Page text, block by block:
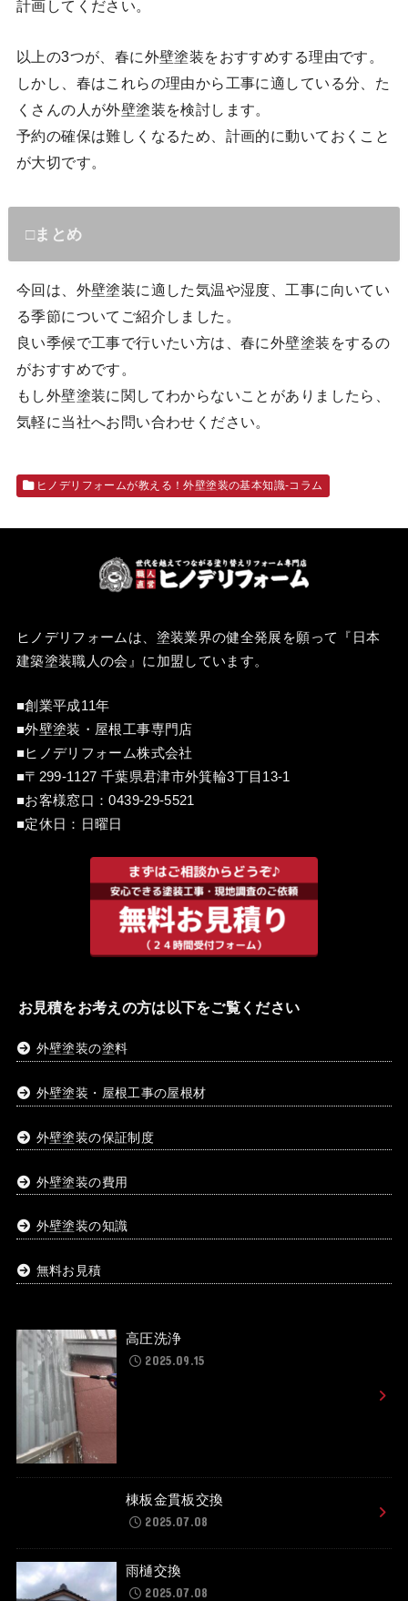
計画してください。
以上の3つが、春に外壁塗装をおすすめする理由です。
しかし、春はこれらの理由から工事に適している分、た
くさんの人が外壁塗装を検討します。
予約の確保は難しくなるため、計画的に動いておくこと
が大切です。
□まとめ
今回は、外壁塗装に適した気温や湿度、工事に向いてい
る季節についてご紹介しました。
良い季候で工事で行いたい方は、春に外壁塗装をするの
がおすすめです。
もし外壁塗装に関してわからないことがありましたら、
気軽に当社へお問い合わせください。
ヒノデリフォームが教える！外壁塗装の基本知識‐コラム
ヒノデリフォームは、塗装業界の健全発展を願って『 日本
建築塗装職人の会 』に加盟しています。
■創業平成11年
■外壁塗装・屋根工事専門店
■ヒノデリフォーム株式会社
■〒299-1127 千葉県君津市外箕輪3丁目13-1
■お客様窓口：0439-29-5521
■定休日：日曜日
お見積をお考えの方は以下をご覧ください
外壁塗装の塗料
外壁塗装・屋根工事の屋根材
外壁塗装の保証制度
外壁塗装の費用
外壁塗装の知識
無料お見積
高圧洗浄
2025.09.15
棟板金貫板交換
2025.07.08
雨樋交換
2025.07.08